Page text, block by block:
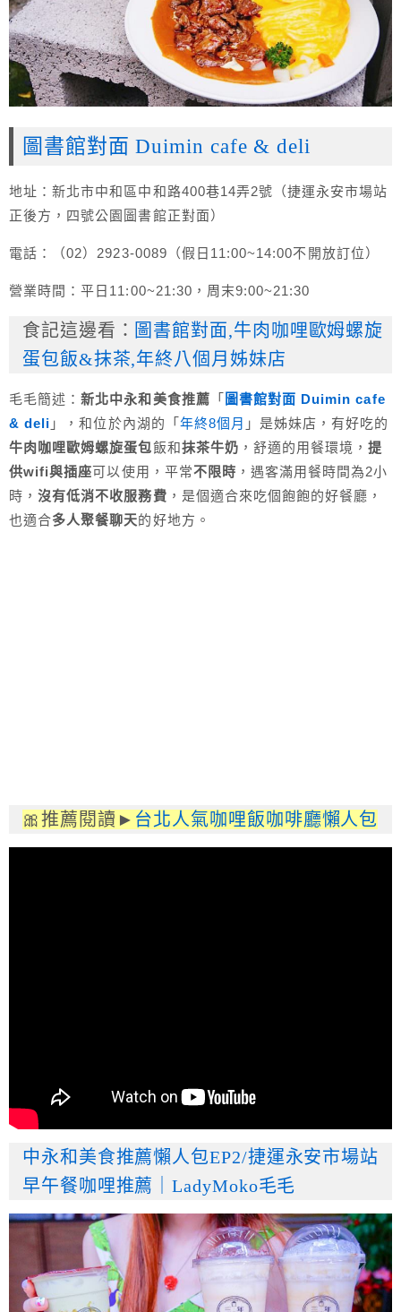
圖書館對面 Duimin cafe & deli
地址：新北市中和區中和路400巷14弄2號（捷運永安市場站
正後方，四號公園圖書館正對面）
電話：（02）2923-0089（假日11:00~14:00不開放訂位）
營業時間：平日11:00~21:30，周末9:00~21:30
食記這邊看： 圖書館對面,牛肉咖哩歐姆螺旋
蛋包飯&抹茶,年終八個月姊妹店
毛毛簡述：新北中永和美食推薦 「 圖書館對面 Duimin cafe
& deli 」，和位於內湖的「 年終8個月 」是姊妹店，有好吃的
牛肉咖哩歐姆螺旋蛋包飯和抹茶牛奶 ，舒適的用餐環境，提
供wifi與插座可以使用，平常不限時 ，遇客滿用餐時間為2小
時，沒有低消不收服務費 ，是個適合來吃個飽飽的好餐廳，
也適合多人聚餐聊天的好地方。
🎀推薦閱讀► 台北人氣咖哩飯咖啡廳懶人包
中永和美食推薦懶人包EP2/捷運永安市場站
早午餐咖哩推薦｜LadyMoko毛毛